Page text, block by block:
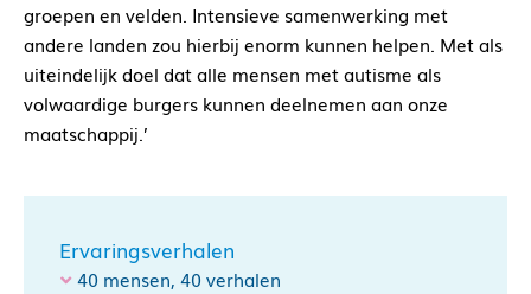
groepen en velden. Intensieve samenwerking met
andere landen zou hierbij enorm kunnen helpen. Met als
uiteindelijk doel dat alle mensen met autisme als
volwaardige burgers kunnen deelnemen aan onze
maatschappij.’
Ervaringsverhalen
40 mensen, 40 verhalen